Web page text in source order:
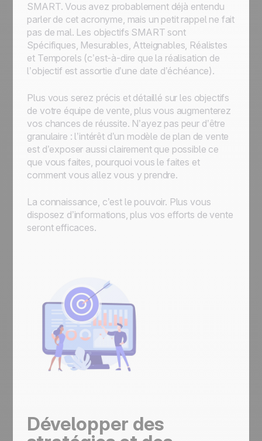
SMART. Vous avez probablement déjà entendu
parler de cet acronyme, mais un petit rappel ne fait
pas de mal. Les objectifs SMART sont
Spécifiques, Mesurables, Atteignables, Réalistes
et Temporels (c’est-à-dire que la réalisation de
l’objectif est assortie d’une date d’échéance).
Plus vous serez précis et détaillé sur les objectifs
de votre équipe de vente, plus vous augmenterez
vos chances de réussite. N’ayez pas peur d’être
granulaire : l’intérêt d’un modèle de plan de vente
est d’exposer aussi clairement que possible ce
que vous faites, pourquoi vous le faites et
comment vous allez vous y prendre.
La connaissance, c’est le pouvoir. Plus vous
disposez d’informations, plus vos efforts de vente
seront efficaces.
Développer des